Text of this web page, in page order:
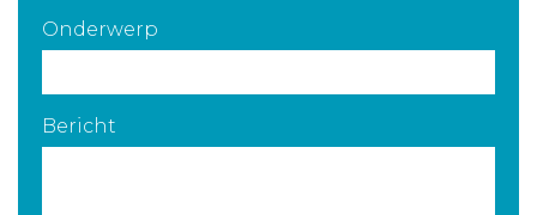
Onderwerp
Bericht